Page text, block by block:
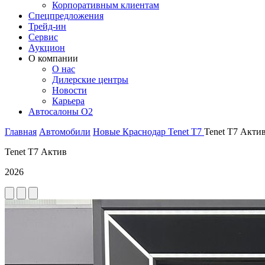
Корпоративным клиентам
Спецпредложения
Трейд-ин
Сервис
Аукцион
О компании
О нас
Дилерские центры
Новости
Карьера
Автосалоны O2
Главная Автомобили Новые Краснодар Tenet T7 Tenet T7
Tenet T7 Актив
2026